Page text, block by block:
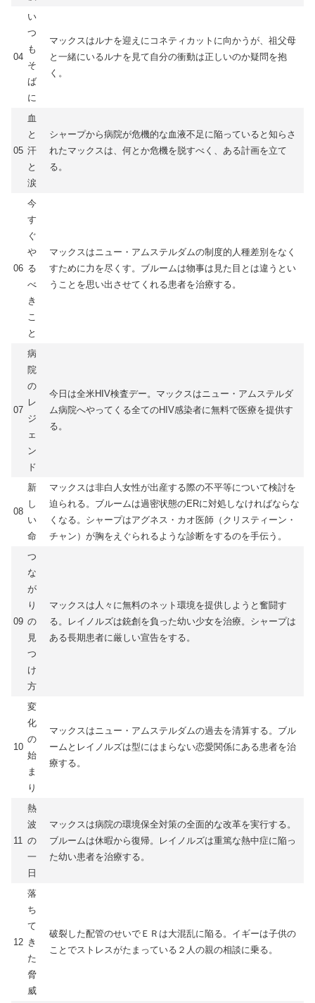
04
い
つ
も
そ
ば
に
マックスはルナを迎えにコネティカットに向かうが、祖父母
と一緒にいるルナを見て自分の衝動は正しいのか疑問を抱
く。
05
血
と
汗
と
涙
シャープから病院が危機的な血液不足に陥っていると知らさ
れたマックスは、何とか危機を脱すべく、ある計画を立て
る。
06
今
す
ぐ
や
る
べ
き
こ
と
マックスはニュー・アムステルダムの制度的人種差別をなく
すために力を尽くす。ブルームは物事は見た目とは違うとい
うことを思い出させてくれる患者を治療する。
07
病
院
の
レ
ジ
ェ
ン
ド
今日は全米HIV検査デー。マックスはニュー・アムステルダ
ム病院へやってくる全てのHIV感染者に無料で医療を提供す
る。
08
新
し
い
命
マックスは非白人女性が出産する際の不平等について検討を
迫られる。ブルームは過密状態のERに対処しなければならな
くなる。シャープはアグネス・カオ医師（クリスティーン・
チャン）が胸をえぐられるような診断をするのを手伝う。
09
つ
な
が
り
の
見
つ
け
方
マックスは人々に無料のネット環境を提供しようと奮闘す
る。レイノルズは銃創を負った幼い少女を治療。シャープは
ある長期患者に厳しい宣告をする。
10
変
化
の
始
ま
り
マックスはニュー・アムステルダムの過去を清算する。ブル
ームとレイノルズは型にはまらない恋愛関係にある患者を治
療する。
11
熱
波
の
一
日
マックスは病院の環境保全対策の全面的な改革を実行する。
ブルームは休暇から復帰。レイノルズは重篤な熱中症に陥っ
た幼い患者を治療する。
12
落
ち
て
き
た
脅
威
破裂した配管のせいでＥＲは大混乱に陥る。イギーは子供の
ことでストレスがたまっている２人の親の相談に乗る。